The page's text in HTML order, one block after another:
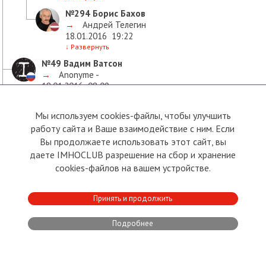
№294 Борис Бахов
→
Андрей Телегин
18.01.2016 19:22
↓ Развернуть
№49 Вадим Ватсон
→
Anonyme -
18.01.2016 08:09
№145Vlad Bujnij
→
Anonyme -
18.01.2016 12:44
↓Развернуть
Игорь Чернявский
Anonyme -
Мы используем cookies-файлы, чтобы улучшить
работу сайта и Ваше взаимодействие с ним. Если
Вы продолжаете использовать этот сайт, вы
даете IMHOCLUB разрешение на сбор и хранение
cookies-файлов на вашем устройстве.
Принять и продолжить
Подробнее